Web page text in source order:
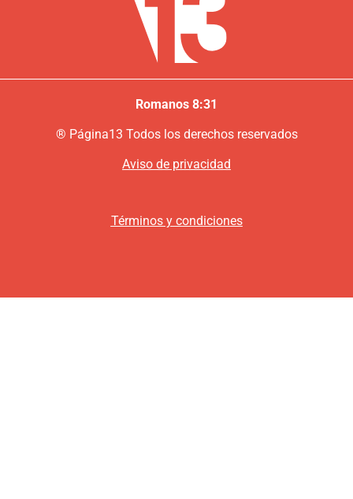
Romanos 8:31
® Página13 Todos los derechos reservados
Aviso de privacidad
Términos y condiciones